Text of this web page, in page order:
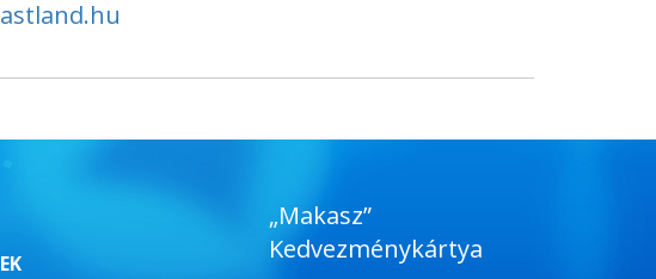
„Makasz”
Kedvezménykártya